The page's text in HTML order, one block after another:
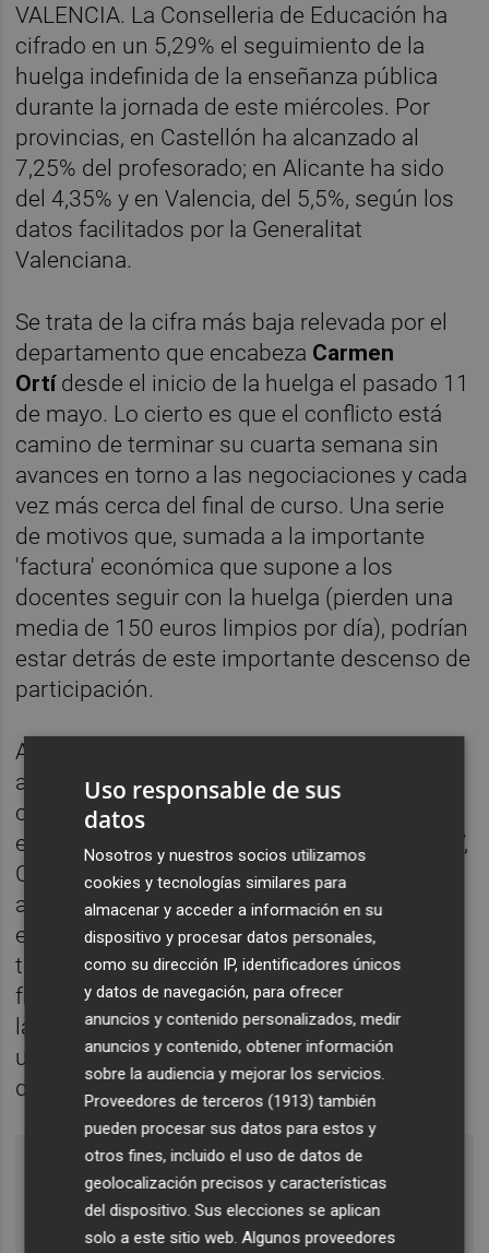
VALENCIA. La Conselleria de Educación ha
cifrado en un 5,29% el seguimiento de la
huelga indefinida de la enseñanza pública
durante la jornada de este miércoles. Por
provincias, en Castellón ha alcanzado al
7,25% del profesorado; en Alicante ha sido
del 4,35% y en Valencia, del 5,5%, según los
datos facilitados por la Generalitat
Valenciana.
Se trata de la cifra más baja relevada por el
departamento que encabeza Carmen
Ortídesde el inicio de la huelga el pasado 11
de mayo. Lo cierto es que el conflicto está
camino de terminar su cuarta semana sin
avances en torno a las negociaciones y cada
vez más cerca del final de curso. Una serie
de motivos que, sumada a la importante
'factura' económica que supone a los
docentes seguir con la huelga (pierden una
media de 150 euros limpios por día), podrían
estar detrás de este importante descenso de
participación.
A ello, además, se suma la reducción de los
actos reivindicativos para esta semana, tal y
como reclamó el profesorado en la última
encuesta realizada por los sindicatos STEPV,
CCOO y UGT, las tres fuerzas que mantienen
activa la huelga indefinida. De hecho, para
este miércoles no estaba previsto ningún
tipo de acción reivindicativa, por lo que el
foco de las protestas se ha concentrado en
la Plaza de la Virgen de València, donde hay
una acampada indefinida con decenas de
docentes.
Uso responsable de sus
datos
Nosotros y nuestros socios utilizamos
cookies y tecnologías similares para
almacenar y acceder a información en su
dispositivo y procesar datos personales,
como su dirección IP, identificadores únicos
y datos de navegación, para ofrecer
anuncios y contenido personalizados, medir
anuncios y contenido, obtener información
sobre la audiencia y mejorar los servicios.
Proveedores de terceros (1913) también
pueden procesar sus datos para estos y
otros fines, incluido el uso de datos de
geolocalización precisos y características
del dispositivo. Sus elecciones se aplican
solo a este sitio web. Algunos proveedores